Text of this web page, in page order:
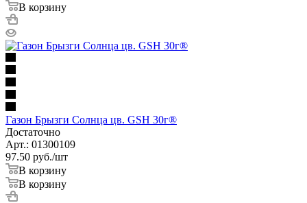
В корзину
Газон Брызги Солнца цв. GSH 30г®
Достаточно
Арт.: 01300109
97.50 руб./шт
В корзину
В корзину